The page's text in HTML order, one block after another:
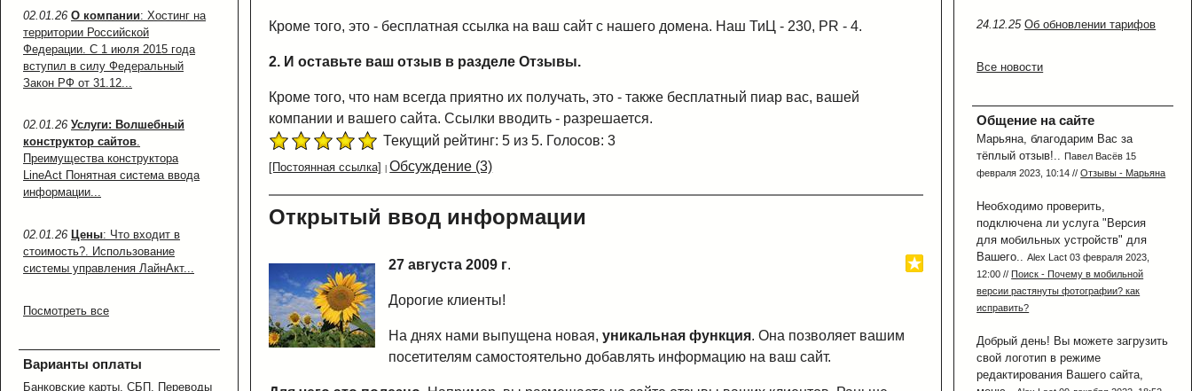
02.01.26 О компании: Хостинг на
территории Российской
Федерации. С 1 июля 2015 года
вступил в силу Федеральный
Закон РФ от 31.12...
02.01.26 Услуги: Волшебный
конструктор сайтов.
Преимущества конструктора
LineAct Понятная система ввода
информации...
02.01.26 Цены: Что входит в
стоимость?. Использование
системы управления ЛайнАкт...
Посмотреть все
Варианты оплаты
Банковские карты. СБП. Переводы
Кроме того, это - бесплатная ссылка на ваш сайт с нашего домена. Наш ТиЦ - 230, PR - 4.
2. И оставьте ваш отзыв в разделе Отзывы.
Кроме того, что нам всегда приятно их получать, это - также бесплатный пиар вас, вашей
компании и вашего сайта. Ссылки вводить - разрешается.
Текущий рейтинг: 5 из 5. Голосов: 3
[Постоянная ссылка] Обсуждение (3)
Открытый ввод информации
27 августа 2009 г.
Дорогие клиенты!
На днях нами выпущена новая,уникальная функция. Она позволяет вашим
посетителям самостоятельно добавлять информацию на ваш сайт.
24.12.25Об обновлении тарифов
Все новости
Общение на сайте
Марьяна, благодарим Вас за
тёплый отзыв!..Павел Васёв 15
февраля 2023, 10:14 //Отзывы - Марьяна
Необходимо проверить,
подключена ли услуга "Версия
для мобильных устройств" для
Вашего..Alex Lact 03 февраля 2023,
12:00 //Поиск - Почему в мобильной
версии растянуты фотографии? как
исправить?
Добрый день! Вы можете загрузить
свой логотип в режиме
редактирования Вашего сайта,